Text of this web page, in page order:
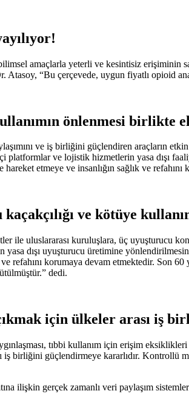
amaçlarla yeterli ve kesintisiz erişiminin
Atasoy, “Bu çerçevede, uygun fiyatlı opioid
önlenmesi birlikte
ve iş birliğini güçlendiren araçların
platformlar ve lojistik hizmetlerin yasa dışı
etmeye ve insanlığın sağlık ve
kaçakçılığı ve kötüye
ile uluslararası kuruluşlara, üç uyuşturucu
yasa dışı uyuşturucu üretimine
refahını korumaya devam etmektedir. Son
dedi.
için ülkeler arası iş
tıbbi kullanım için erişim
birliğini güçlendirmeye kararlıdır. Kontrollü
ilişkin gerçek zamanlı veri paylaşım